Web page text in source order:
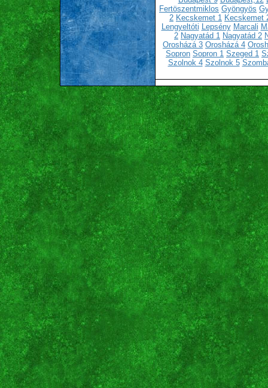
Fertöszentmiklos Gyöngyös
2 Kecskemet 1 Kecskemet
Lengyeltóti Lepsény Marcali
2 Nagyatád 1 Nagyatád 2
Orosházá 3 Orosházá 4
Sopron Sopron 1 Szeged 1
Szolnok 4 Szolnok 5